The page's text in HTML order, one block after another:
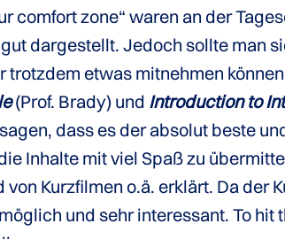
comfort zone“ waren an der
dargestellt. Jedoch sollte man
etwas mitnehmen
(Prof. Brady) und Introduction to
dass es der absolut beste
Inhalte mit viel Spaß zu
von Kurzfilmen o.ä. erklärt. Da der
und sehr interessant. To hit